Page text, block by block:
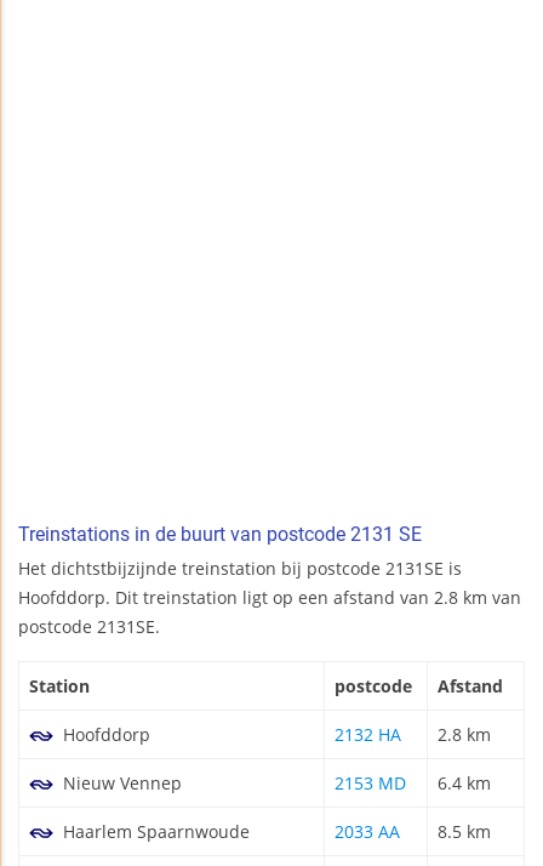
Treinstations in de buurt van postcode 2131 SE
Het dichtstbijzijnde treinstation bij postcode 2131SE is
Hoofddorp. Dit treinstation ligt op een afstand van 2.8 km van
postcode 2131SE.
Station postcode Afstand
Hoofddorp 2132 HA 2.8 km
Nieuw Vennep 2153 MD 6.4 km
Haarlem Spaarnwoude 2033 AA 8.5 km